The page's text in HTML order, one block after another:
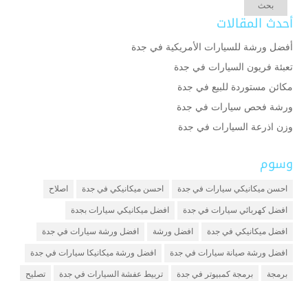
أحدث المقالات
أفضل ورشة للسيارات الأمريكية في جدة
تعبئة فريون السيارات في جدة
مكائن مستوردة للبيع في جدة
ورشة فحص سيارات في جدة
وزن اذرعة السيارات في جدة
وسوم
احسن ميكانيكي سيارات في جدة احسن ميكانيكي في جدة اصلاح
افضل كهربائي سيارات في جدة افضل ميكانيكي سيارات بجدة
افضل ميكانيكي في جدة افضل ورشة افضل ورشة سيارات في جدة
افضل ورشة صيانة سيارات في جدة افضل ورشة ميكانيكا سيارات في جدة
برمجة برمجة كمبيوتر في جدة تربيط عفشة السيارات في جدة تصليح